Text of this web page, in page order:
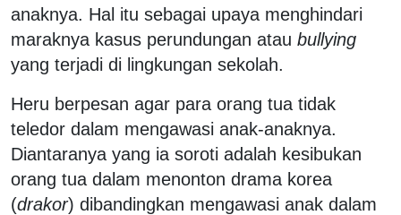
anaknya. Hal itu sebagai upaya menghindari
maraknya kasus perundungan atau bullying
yang terjadi di lingkungan sekolah.
Heru berpesan agar para orang tua tidak
teledor dalam mengawasi anak-anaknya.
Diantaranya yang ia soroti adalah kesibukan
orang tua dalam menonton drama korea
(drakor) dibandingkan mengawasi anak dalam